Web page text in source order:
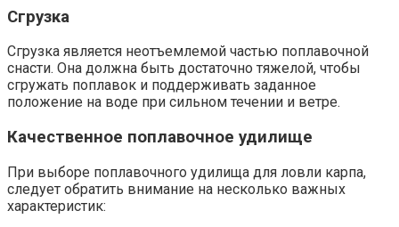
Сгрузка
Сгрузка является неотъемлемой частью поплавочной
снасти. Она должна быть достаточно тяжелой, чтобы
сгружать поплавок и поддерживать заданное
положение на воде при сильном течении и ветре.
Качественное поплавочное удилище
При выборе поплавочного удилища для ловли карпа,
следует обратить внимание на несколько важных
характеристик: